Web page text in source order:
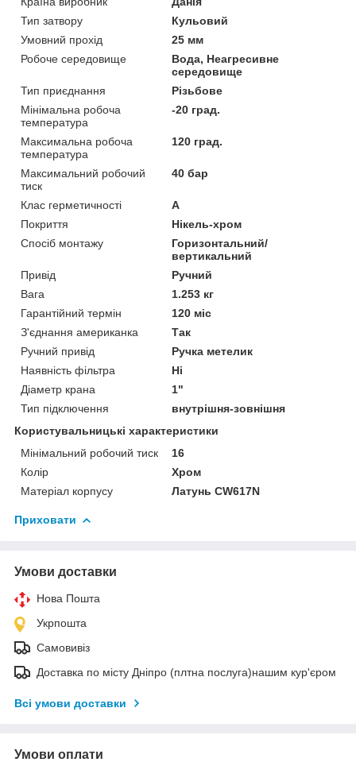
Тип затвору
Кульовий
Умовний прохід
25 мм
Робоче середовище
Вода, Неагресивне
середовище
Тип приєднання
Різьбове
Мінімальна робоча
температура
-20 град.
Максимальна робоча
температура
120 град.
Максимальний робочий
тиск
40 бар
Клас герметичності
А
Покриття
Нікель-хром
Спосіб монтажу
Горизонтальний/
вертикальний
Привід
Ручний
Вага
1.253 кг
Гарантійний термін
120 міс
З'єднання американка
Так
Ручний привід
Ручка метелик
Наявність фільтра
Ні
Діаметр крана
1"
Тип підключення
внутрішня-зовнішня
Користувальницькі характеристики
Мінімальний робочий тиск
16
Колір
Хром
Матеріал корпусу
Латунь CW617N
Приховати
Умови доставки
Нова Пошта
Укрпошта
Самовивіз
Доставка по місту Дніпро (плтна послуга)нашим кур'єром
Всі умови доставки
Умови оплати